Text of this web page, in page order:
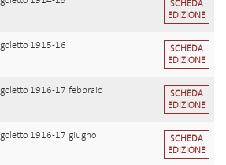
SCHEDA
EDIZIONE
1915-16
SCHEDA
EDIZIONE
1916-17 febbraio
SCHEDA
EDIZIONE
1916-17 giugno
SCHEDA
EDIZIONE